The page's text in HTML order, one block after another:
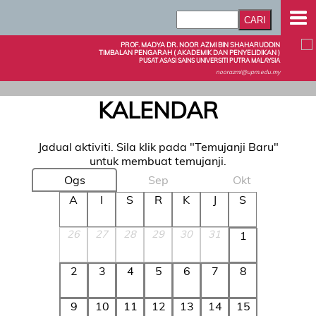
PROF. MADYA DR. NOOR AZMI BIN SHAHARUDDIN
TIMBALAN PENGARAH ( AKADEMIK DAN PENYELIDIKAN )
PUSAT ASASI SAINS UNIVERSITI PUTRA MALAYSIA
noorazmi@upm.edu.my
KALENDAR
Jadual aktiviti. Sila klik pada "Temujanji Baru"
untuk membuat temujanji.
Ogs
Sep
Okt
A
I S R K J S
26 27 28 29 30 31 1
2 3 4 5 6 7 8
9 10 11 12 13 14 15